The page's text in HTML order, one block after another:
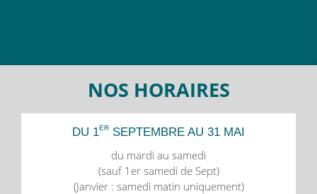
NOS HORAIRES
DU 1ER SEPTEMBRE AU 31 MAI
du mardi au samedi
(sauf 1er samedi de Sept)
(Janvier : samedi matin uniquement)